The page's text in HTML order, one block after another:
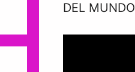
DEL MUNDO